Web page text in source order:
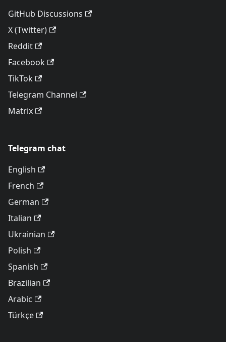
GitHub Discussions
X (Twitter)
Reddit
Facebook
TikTok
Telegram Channel
Matrix
Telegram chat
English
French
German
Italian
Ukrainian
Polish
Spanish
Brazilian
Arabic
Türkçe